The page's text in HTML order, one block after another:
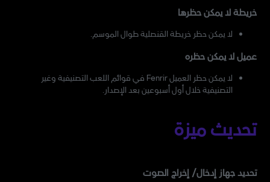
خريطة لا يمكن حظرها
لا يمكن حظر خريطة القنصلية طوال الموسم.
عميل لا يمكن حظره
لا يمكن حظر العميل Fenrir في قوائم اللعب التصنيفية وغير
التصنيفية خلال أول أسبوعين بعد الإصدار.
تحديث ميزة
تحديد جهاز إدخال/ إخراج الصوت